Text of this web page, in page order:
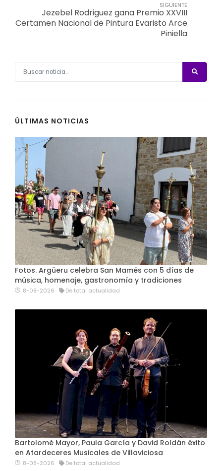
SIGUIENTE
Jezebel Rodriguez gana Premio XXVIII
Certamen Nacional de Pintura Evaristo Arce
Piniella
ÚLTIMAS NOTICIAS
Fotos. Argüeru celebra San Mamés con 5 días de
música, homenaje, gastronomía y tradiciones
8-08-2026 De total actualidad
Bartolomé Mayor, Paula García y David Roldán éxito
en Atardeceres Musicales de Villaviciosa
8-08-2026 De total actualidad